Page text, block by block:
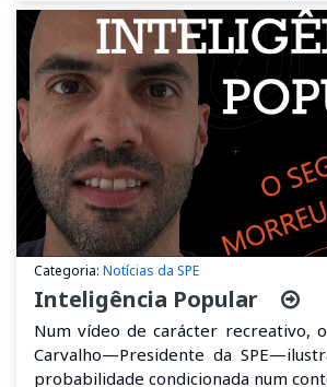
Categoria: Notícias da SPE
Inteligência Popular
Num vídeo de carácter recreativo,
Carvalho—Presidente da
probabilidade condicionada num